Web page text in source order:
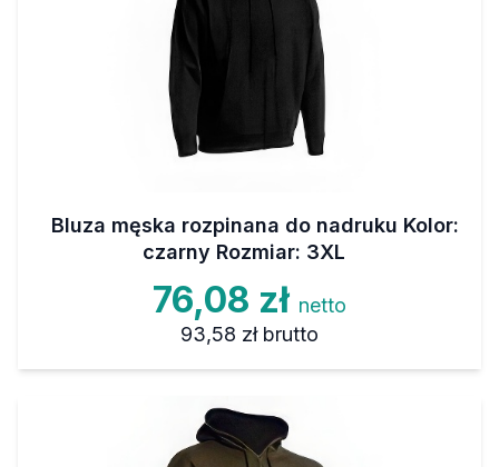
Bluza męska rozpinana do nadruku Kolor:
czarny Rozmiar: 3XL
76,08 zł netto
93,58 zł brutto